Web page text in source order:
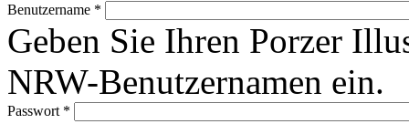
Benutzername *
Geben Sie Ihren Porzer
NRW-Benutzernamen ein.
Passwort *